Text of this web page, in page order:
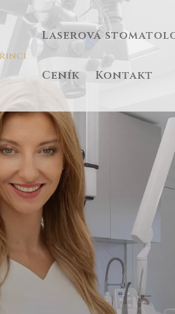
Laserová
Ceník Kontakt